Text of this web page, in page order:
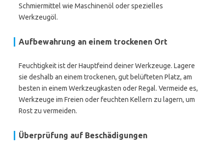
Schmiermittel wie Maschinenöl oder spezielles
Werkzeugöl.
Aufbewahrung an einem trockenen Ort
Feuchtigkeit ist der Hauptfeind deiner Werkzeuge. Lagere
sie deshalb an einem trockenen, gut belüfteten Platz, am
besten in einem Werkzeugkasten oder Regal. Vermeide es,
Werkzeuge im Freien oder feuchten Kellern zu lagern, um
Rost zu vermeiden.
Überprüfung auf Beschädigungen